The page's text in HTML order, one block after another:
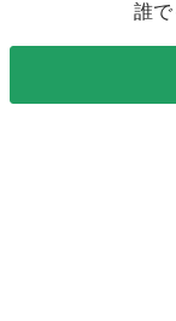
誰で